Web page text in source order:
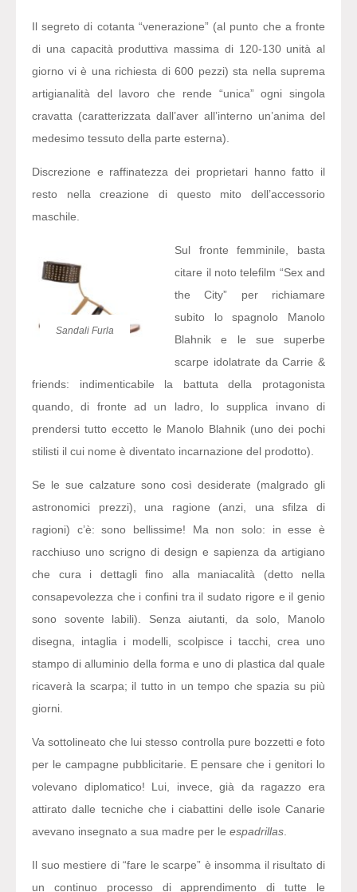
Il segreto di cotanta “venerazione” (al punto che a fronte
di una capacità produttiva massima di 120-130 unità al
giorno vi è una richiesta di 600 pezzi) sta nella suprema
artigianalità del lavoro che rende “unica” ogni singola
cravatta (caratterizzata dall’aver all’interno un’anima del
medesimo tessuto della parte esterna).
Discrezione e raffinatezza dei proprietari hanno fatto il
resto nella creazione di questo mito dell’accessorio
maschile.
Sandali Furla
Sul fronte femminile, basta
citare il noto telefilm “Sex and
the City” per richiamare
subito lo spagnolo Manolo
Blahnik e le sue superbe
scarpe idolatrate da Carrie &
friends: indimenticabile la battuta della protagonista
quando, di fronte ad un ladro, lo supplica invano di
prendersi tutto eccetto le Manolo Blahnik (uno dei pochi
stilisti il cui nome è diventato incarnazione del prodotto).
Se le sue calzature sono così desiderate (malgrado gli
astronomici prezzi), una ragione (anzi, una sfilza di
ragioni) c’è: sono bellissime! Ma non solo: in esse è
racchiuso uno scrigno di design e sapienza da artigiano
che cura i dettagli fino alla maniacalità (detto nella
consapevolezza che i confini tra il sudato rigore e il genio
sono sovente labili). Senza aiutanti, da solo, Manolo
disegna, intaglia i modelli, scolpisce i tacchi, crea uno
stampo di alluminio della forma e uno di plastica dal quale
ricaverà la scarpa; il tutto in un tempo che spazia su più
giorni.
Va sottolineato che lui stesso controlla pure bozzetti e foto
per le campagne pubblicitarie. E pensare che i genitori lo
volevano diplomatico! Lui, invece, già da ragazzo era
attirato dalle tecniche che i ciabattini delle isole Canarie
avevano insegnato a sua madre per le espadrillas
Il suo mestiere di “fare le scarpe” è insomma il risultato di
un continuo processo di apprendimento di tutte le